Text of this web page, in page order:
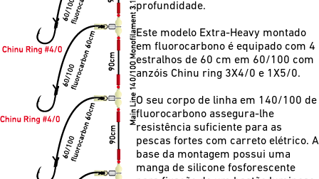
profundidade.
Este modelo Extra-Heavy montado
em fluorocarbono é equipado com 4
estralhos de 60 cm em 60/100 com
anzóis Chinu ring 3X4/0 e 1X5/0.
O seu corpo de linha em 140/100 de
fluorocarbono assegura-lhe
resistência suficiente para as
pescas fortes com carreto elétrico. A
base da montagem possui uma
manga de silicone fosforescente